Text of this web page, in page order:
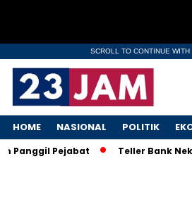
SCROLL TO CONTINUE WITH
HOME NASIONAL POLITIK
Pejabat Teller Bank Nekat